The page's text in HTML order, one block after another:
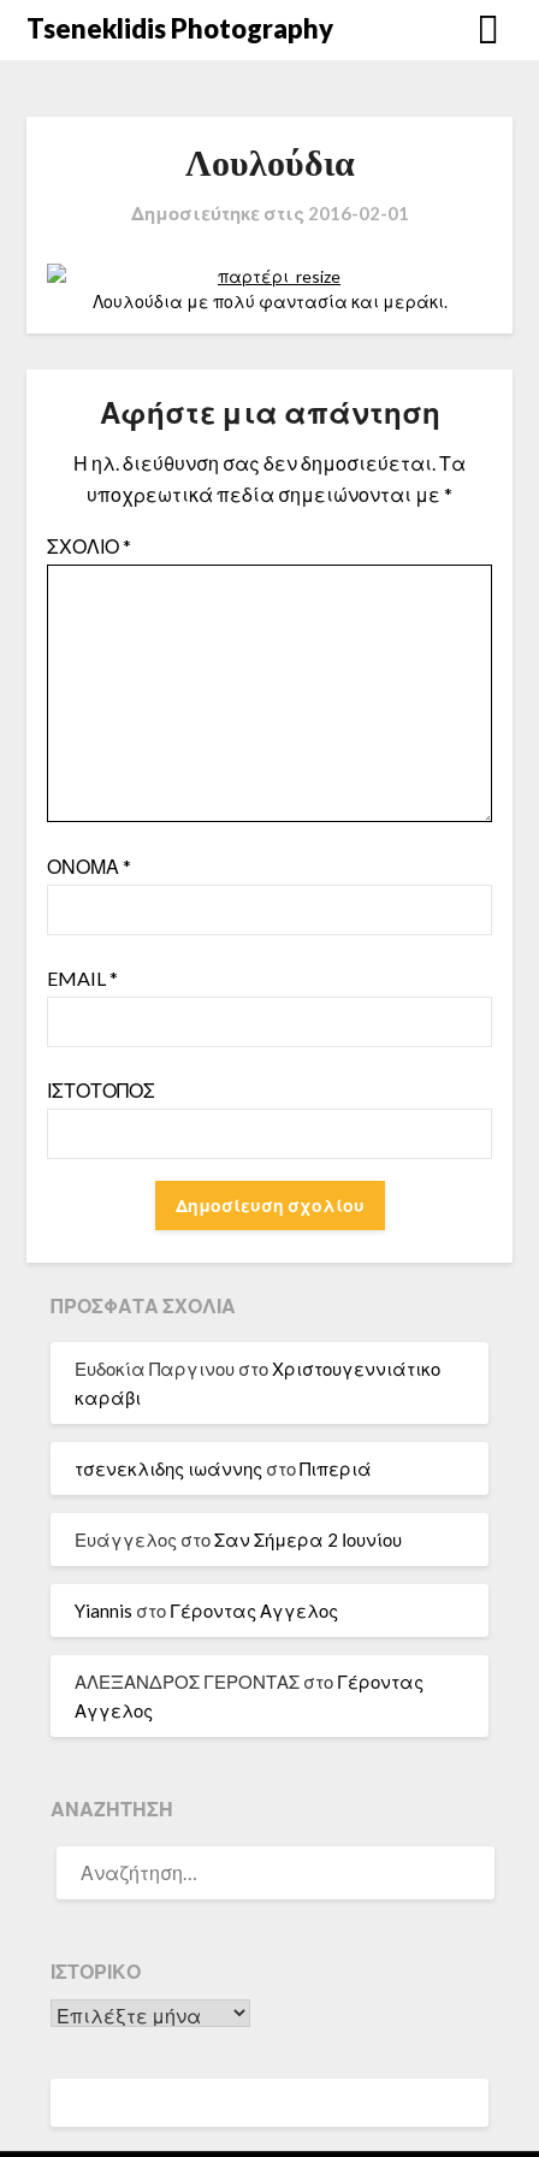
Μετάβαση
Tseneklidis Photography
Λουλούδια
Δημοσιεύτηκε στις 2016-02-01
Λουλούδια με πολύ φαντασία και μεράκι.
Αφήστε μια απάντηση
Η ηλ. διεύθυνση σας δεν δημοσιεύεται.Τα
υποχρεωτικά πεδία σημειώνονται με *
ΣΧΌΛΙΟ*
ΌΝΟΜΑ *
EMAIL*
ΙΣΤΌΤΟΠΟΣ
ΠΡΌΣΦΑΤΑ ΣΧΌΛΙΑ
Ευδοκία Παργινου στοΧριστουγεννιάτικο
καράβι
τσενεκλιδης ιωάννης στοΠιπεριά
Ευάγγελος στοΣαν Σήμερα 2 Ιουνίου
Yiannis στο Γέροντας Αγγελος
ΑΛΕΞΑΝΔΡΟΣ ΓΕΡΟΝΤΑΣ στο Γέροντας
Αγγελος
ΑΝΑΖΉΤΗΣΗ
ΓΙΑ:
ΙΣΤΟΡΙΚΌ
Ιστορικό